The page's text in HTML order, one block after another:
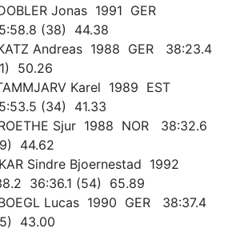
Jonas 1991 GER
(38) 44.38
Andreas 1988 GER 38:23.4
50.26
Karel 1989 EST
(34) 41.33
Sjur 1988 NOR 38:32.6
44.62
Sindre Bjoernestad 1992
36:36.1 (54) 65.89
Lucas 1990 GER 38:37.4
43.00